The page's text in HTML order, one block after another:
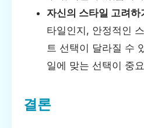
자신의 스타일 고려하
타일인지, 안정적인
트 선택이 달라질 수
일에 맞는 선택이 중
결론